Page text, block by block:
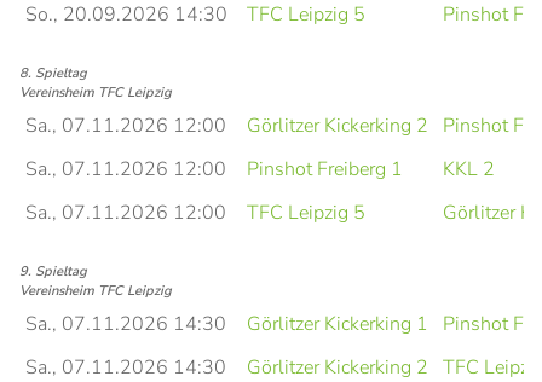
So., 20.09.2026 14:30
TFC Leipzig 5 Pinshot
8. Spieltag
Vereinsheim TFC Leipzig
Sa., 07.11.2026 12:00 Görlitzer Kickerking 2
Pinshot
Sa., 07.11.2026 12:00
Pinshot Freiberg 1
KKL 2
Sa., 07.11.2026 12:00
TFC Leipzig 5 Görlitzer
9. Spieltag
Vereinsheim TFC Leipzig
Sa., 07.11.2026 14:30 Görlitzer Kickerking 1
Pinshot
Sa., 07.11.2026 14:30
Görlitzer Kickerking 2 TFC